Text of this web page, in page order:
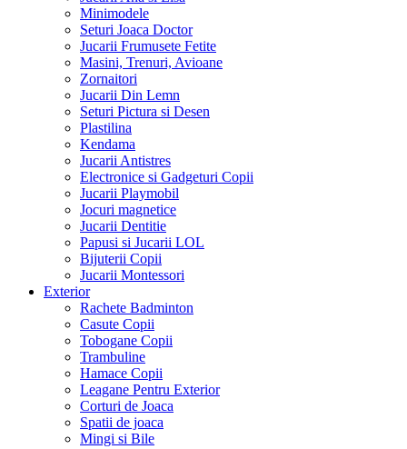
Minimodele
Seturi Joaca Doctor
Jucarii Frumusete Fetite
Masini, Trenuri, Avioane
Zornaitori
Jucarii Din Lemn
Seturi Pictura si Desen
Plastilina
Kendama
Jucarii Antistres
Electronice si Gadgeturi Copii
Jucarii Playmobil
Jocuri magnetice
Jucarii Dentitie
Papusi si Jucarii LOL
Bijuterii Copii
Jucarii Montessori
Exterior
Rachete Badminton
Casute Copii
Tobogane Copii
Trambuline
Hamace Copii
Leagane Pentru Exterior
Corturi de Joaca
Spatii de joaca
Mingi si Bile